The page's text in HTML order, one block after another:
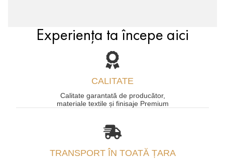
Experiența ta începe aici
CALITATE
Calitate garantată de producător,
materiale textile și finisaje Premium
TRANSPORT ÎN TOATĂ ȚARA